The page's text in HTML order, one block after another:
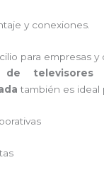
y conexiones.
para empresas y
de
también es ideal